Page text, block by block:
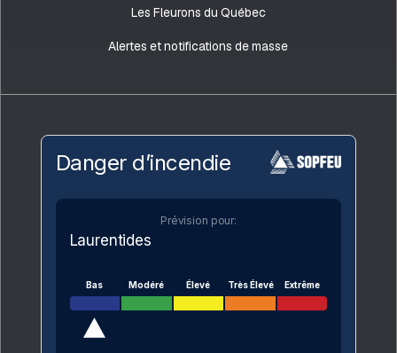
Les Fleurons du Québec
Alertes et notifications de masse
Danger d’incendie
Prévision pour:
Laurentides
Bas Modéré Élevé Très Élevé Extrême